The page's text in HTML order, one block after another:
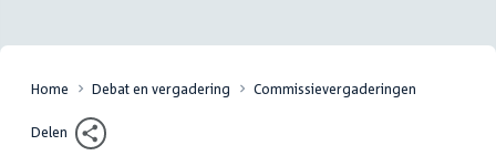
Home Debat en vergadering Commissievergaderingen
Delen